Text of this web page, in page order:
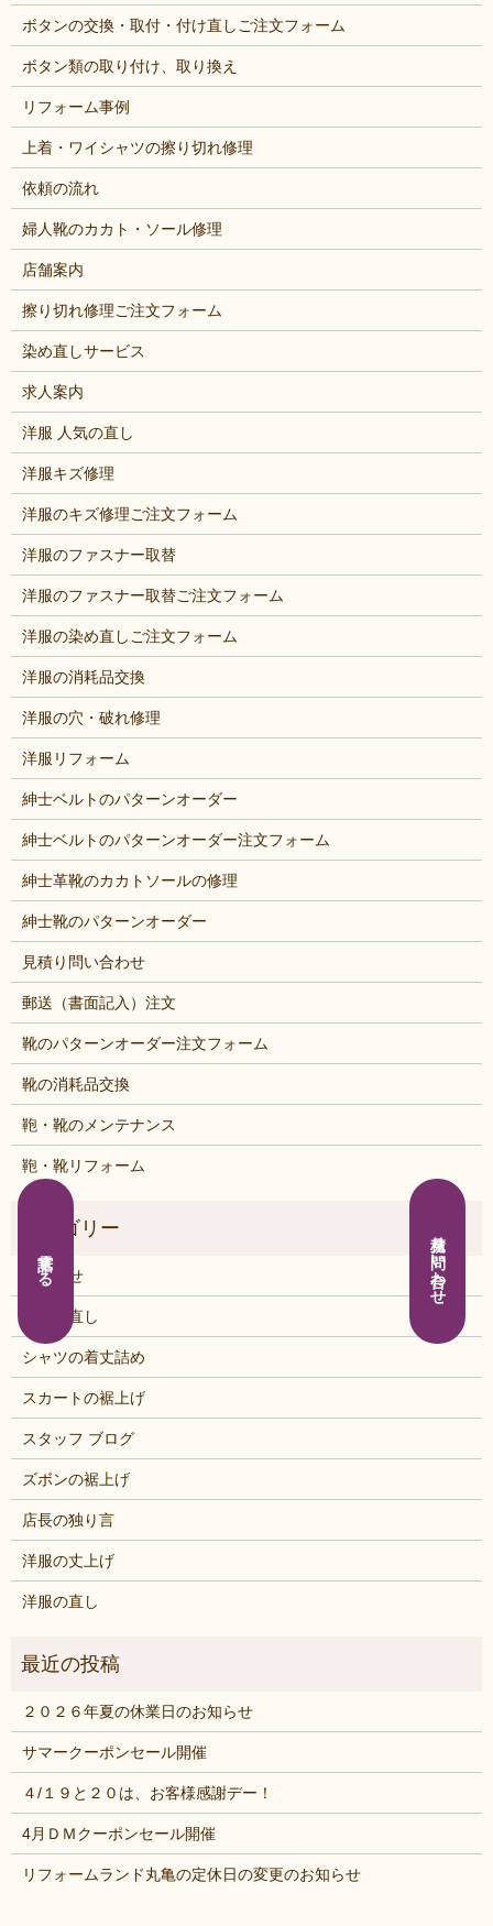
ボタンの交換・取付・付け直しご注文フォーム
ボタン類の取り付け、取り換え
リフォーム事例
上着・ワイシャツの擦り切れ修理
依頼の流れ
婦人靴のカカト・ソール修理
店舗案内
擦り切れ修理ご注文フォーム
染め直しサービス
求人案内
洋服 人気の直し
洋服キズ修理
洋服のキズ修理ご注文フォーム
洋服のファスナー取替
洋服のファスナー取替ご注文フォーム
洋服の染め直しご注文フォーム
洋服の消耗品交換
洋服の穴・破れ修理
洋服リフォーム
紳士ベルトのパターンオーダー
紳士ベルトのパターンオーダー注文フォーム
紳士革靴のカカトソールの修理
紳士靴のパターンオーダー
見積り問い合わせ
郵送（書面記入）注文
靴のパターンオーダー注文フォーム
靴の消耗品交換
鞄・靴のメンテナンス
鞄・靴リフォーム
お知らせ
くつの直し
シャツの着丈詰め
スカートの裾上げ
スタッフ ブログ
ズボンの裾上げ
店長の独り言
洋服の丈上げ
洋服の直し
２０２６年夏の休業日のお知らせ
サマークーポンセール開催
４/１９と２０は、お客様感謝デー！
4月ＤＭクーポンセール開催
リフォームランド丸亀の定休日の変更のお知らせ
電話する 見積り問い合わせ